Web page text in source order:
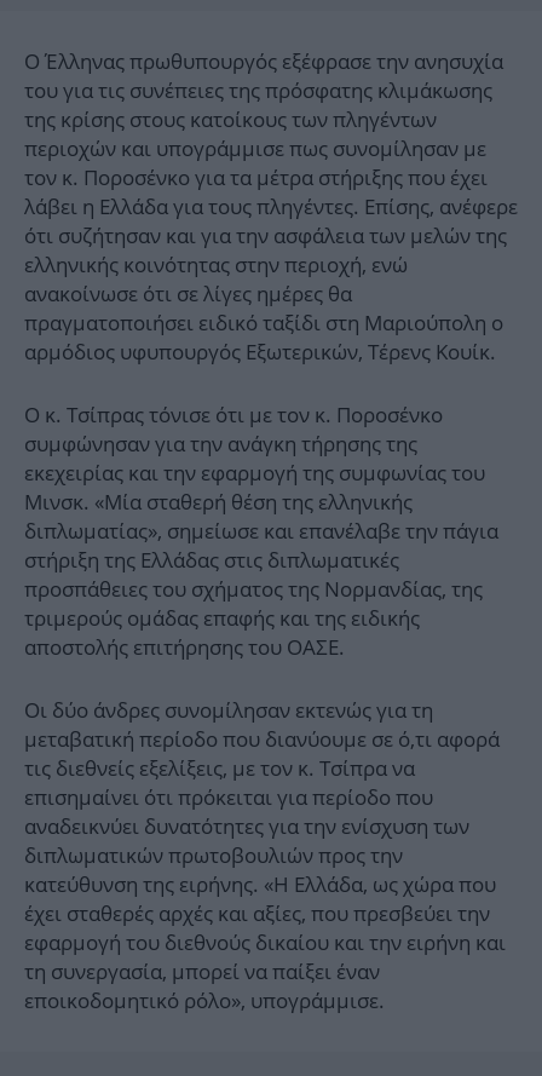
Ο Έλληνας πρωθυπουργός εξέφρασε την ανησυχία
του για τις συνέπειες της πρόσφατης κλιμάκωσης
της κρίσης στους κατοίκους των πληγέντων
περιοχών και υπογράμμισε πως συνομίλησαν με
τον κ. Ποροσένκο για τα μέτρα στήριξης που έχει
λάβει η Ελλάδα για τους πληγέντες. Επίσης, ανέφερε
ότι συζήτησαν και για την ασφάλεια των μελών της
ελληνικής κοινότητας στην περιοχή, ενώ
ανακοίνωσε ότι σε λίγες ημέρες θα
πραγματοποιήσει ειδικό ταξίδι στη Μαριούπολη ο
αρμόδιος υφυπουργός Εξωτερικών, Τέρενς Κουίκ.
Ο κ. Τσίπρας τόνισε ότι με τον κ. Ποροσένκο
συμφώνησαν για την ανάγκη τήρησης της
εκεχειρίας και την εφαρμογή της συμφωνίας του
Μινσκ. «Μία σταθερή θέση της ελληνικής
διπλωματίας», σημείωσε και επανέλαβε την πάγια
στήριξη της Ελλάδας στις διπλωματικές
προσπάθειες του σχήματος της Νορμανδίας, της
τριμερούς ομάδας επαφής και της ειδικής
αποστολής επιτήρησης του ΟΑΣΕ.
Οι δύο άνδρες συνομίλησαν εκτενώς για τη
μεταβατική περίοδο που διανύουμε σε ό,τι αφορά
τις διεθνείς εξελίξεις, με τον κ. Τσίπρα να
επισημαίνει ότι πρόκειται για περίοδο που
αναδεικνύει δυνατότητες για την ενίσχυση των
διπλωματικών πρωτοβουλιών προς την
κατεύθυνση της ειρήνης. «Η Ελλάδα, ως χώρα που
έχει σταθερές αρχές και αξίες, που πρεσβεύει την
εφαρμογή του διεθνούς δικαίου και την ειρήνη και
τη συνεργασία, μπορεί να παίξει έναν
εποικοδομητικό ρόλο», υπογράμμισε.